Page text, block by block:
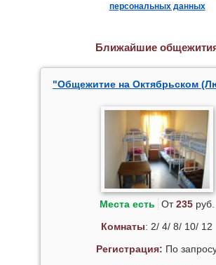
персональных данных
Ближайшие
"Общежитие на Октябрьском
Места есть От235руб.
Комнаты: 2/ 4/ 8/ 10/ 12
Регистрация: По